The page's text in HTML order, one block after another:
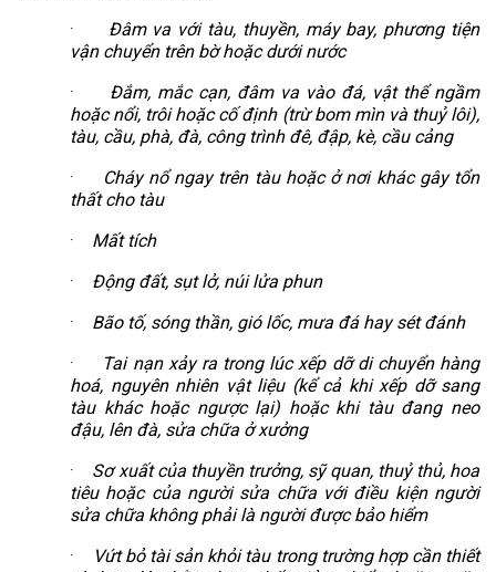
·
Đâm va với tàu, thuyền, máy bay, phương tiện
vận chuyển trên bờ hoặc dưới nước
·
Đắm, mắc cạn, đâm va vào đá, vật thể ngầm
hoặc nổi, trôi hoặc cố định (trừ bom mìn và thuỷ lôi),
tàu, cầu, phà, đà, công trình đê, đập, kè, cầu cảng
·
Cháy nổ ngay trên tàu hoặc ở nơi khác gây tổn
thất cho tàu
·
Mất tích
·
Động đất, sụt lở, núi lửa phun
·
Bão tố, sóng thần, gió lốc, mưa đá hay sét đánh
·
Tai nạn xảy ra trong lúc xếp dỡ di chuyển hàng
hoá, nguyên nhiên vật liệu (kể cả khi xếp dỡ sang
tàu khác hoặc ngược lại) hoặc khi tàu đang neo
đậu, lên đà, sửa chữa ở xưởng
·
Sơ xuất của thuyền trưởng, sỹ quan, thuỷ thủ, hoa
tiêu hoặc của người sửa chữa với điều kiện người
sửa chữa không phải là người được bảo hiểm
·
Vứt bỏ tài sản khỏi tàu trong trường hợp cần thiết